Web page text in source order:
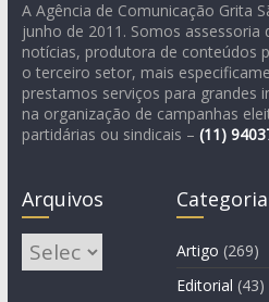
A Agência de Comunicação Grita
junho de 2011. Somos assessoria
notícias, produtora de conteúdos
o terceiro setor, mais
prestamos serviços para grandes
na organização de campanhas
partidárias ou sindicais – (11)
Arquivos
Arquivos Artigo (269)
Editorial (43)